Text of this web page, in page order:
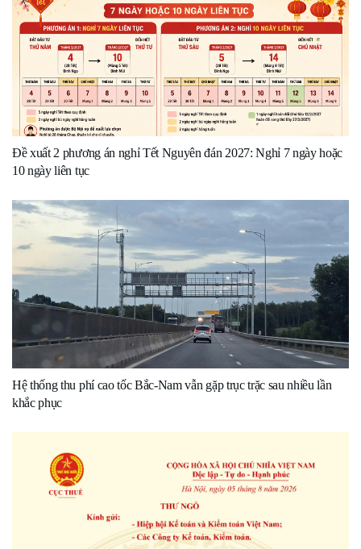
Đề xuất 2 phương án nghỉ Tết Nguyên đán 2027: Nghỉ 7 ngày hoặc
10 ngày liên tục
Hệ thống thu phí cao tốc Bắc-Nam vẫn gặp trục trặc sau nhiều lần
khắc phục